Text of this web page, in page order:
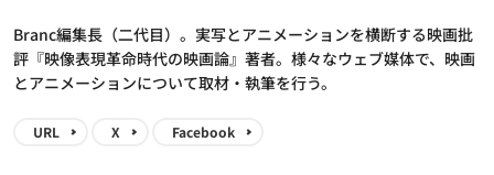
Branc編集長（二代目）。実写とアニメーションを横断する映画批
評『映像表現革命時代の映画論』著者。様々なウェブ媒体で、映画
とアニメーションについて取材・執筆を行う。
URL X Facebook